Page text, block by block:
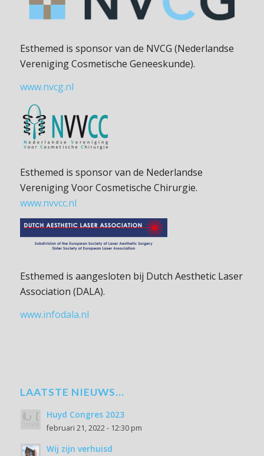
Esthemed is sponsor van de NVCG (Nederlandse
Vereniging Cosmetische Geneeskunde).
www.nvcg.nl
Esthemed is sponsor van de Nederlandse
Vereniging Voor Cosmetische Chirurgie.
www.nvvcc.nl
Esthemed is aangesloten bij Dutch Aesthetic Laser
Association (DALA).
www.infodala.nl
LAATSTE NIEUWS…
Huyd Congres 2023
februari 21, 2022 - 12:30 pm
Wij zijn verhuisd